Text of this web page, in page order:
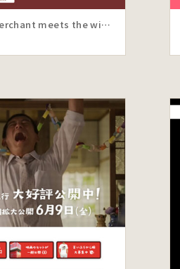
TVアニメ『狼と香辛料 merchant meets the wise wolf』